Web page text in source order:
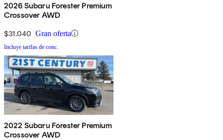
2026 Subaru Forester Premium
Crossover AWD
$31,040 Gran oferta
Incluye tarifas de conc.
2022 Subaru Forester Premium
Crossover AWD